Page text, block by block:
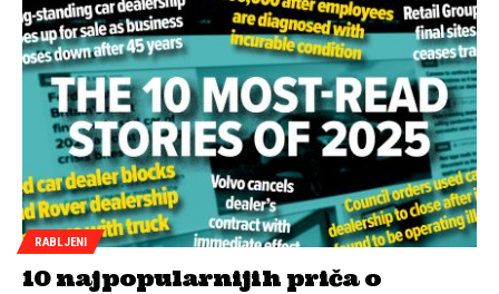
RABLJENI
10 najpopularnijih priča o